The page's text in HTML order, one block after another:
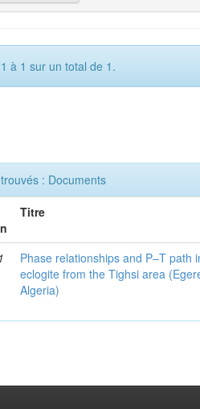
à 1 sur un total de 1.
: Documents
Titre
Phase relationships and P–T path
eclogite from the Tighsi area
Algeria)